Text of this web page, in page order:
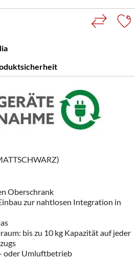
Oberschrank
zur nahtlosen Integration in
bis zu 10 kg Kapazität auf jeder
oder Umluftbetrieb